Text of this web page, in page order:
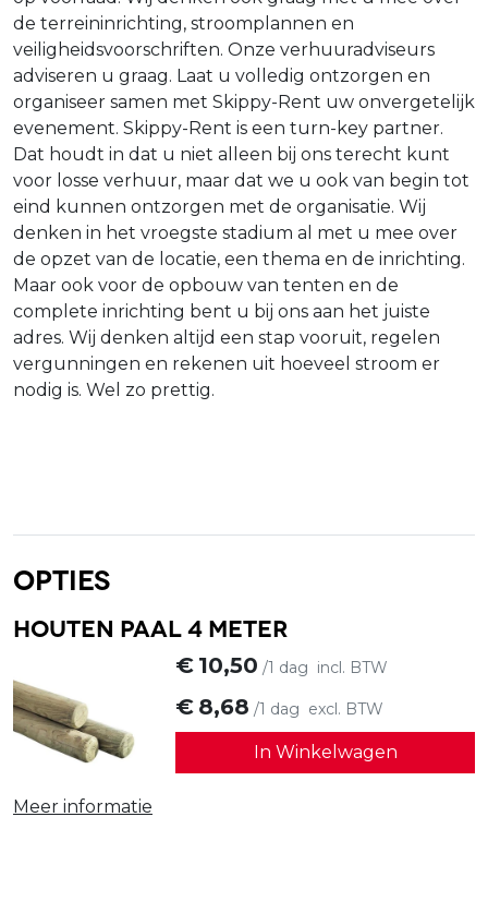
de terreininrichting, stroomplannen en
veiligheidsvoorschriften. Onze verhuuradviseurs
adviseren u graag. Laat u volledig ontzorgen en
organiseer samen met Skippy-Rent uw onvergetelijk
evenement. Skippy-Rent is een turn-key partner.
Dat houdt in dat u niet alleen bij ons terecht kunt
voor losse verhuur, maar dat we u ook van begin tot
eind kunnen ontzorgen met de organisatie. Wij
denken in het vroegste stadium al met u mee over
de opzet van de locatie, een thema en de inrichting.
Maar ook voor de opbouw van tenten en de
complete inrichting bent u bij ons aan het juiste
adres. Wij denken altijd een stap vooruit, regelen
vergunningen en rekenen uit hoeveel stroom er
nodig is. Wel zo prettig.
Opties
Houten paal 4 meter
€ 10,50 /1 dag incl. BTW
€ 8,68 /1 dag excl. BTW
In Winkelwagen
Meer informatie